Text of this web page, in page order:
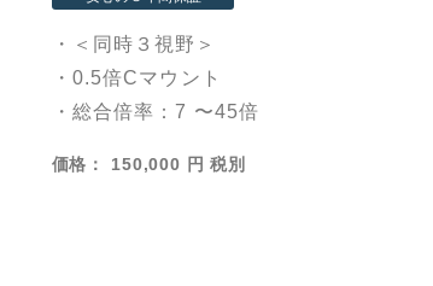
・＜同時３視野＞
・0.5倍Cマウント
・総合倍率：7 〜45倍
価格： 150,000 円 税別